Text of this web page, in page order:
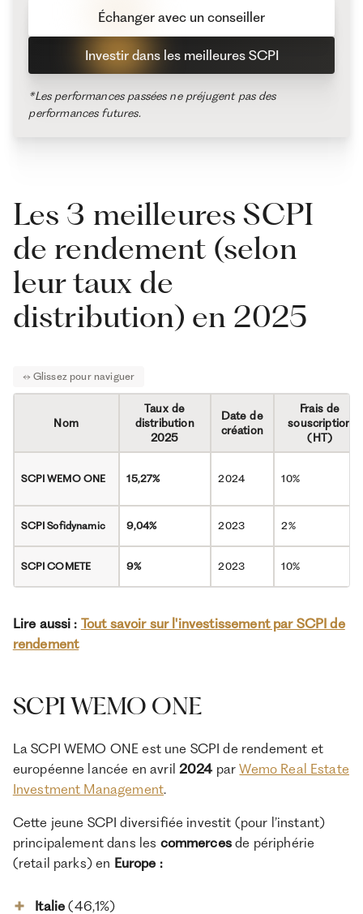
Investir dans les meilleures SCPI
Échanger avec un conseiller
*Les performances passées ne préjugent pas des
performances futures.
Les 3 meilleures SCPI
de rendement (selon
leur taux de
distribution) en 2025
Nom
Taux de
distribution
2025
Date de
création
Frais de
souscription
(HT)
SCPI WEMO ONE 15,27% 2024 10%
SCPI Sofidynamic 9,04% 2023 2%
SCPI COMETE 9% 2023 10%
Lire aussi : Tout savoir sur l'investissement par SCPI de
rendement
SCPI WEMO ONE
La SCPI WEMO ONE est une SCPI de rendement et
européenne lancée en avril 2024 parWemo Real Estate
Investment Management.
Cette jeune SCPI diversifiée investit (pour l’instant)
principalement dans les commercesde périphérie
(retail parks) en Europe :
Italie (46,1%)